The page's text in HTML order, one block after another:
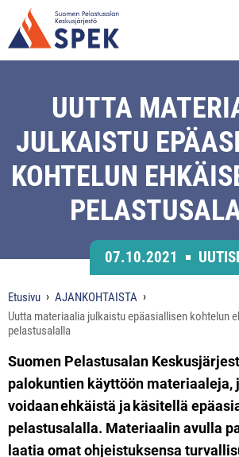
UUTTA
JULKAISTU
KOHTELUN
07.10.2021
Etusivu
AJANKOHTAISTA
Uutta materiaalia julkaistu epäasiallisen kohtelun
pelastusalalla
Suomen Pelastusalan
palokuntien käyttöön materiaaleja,
voidaan ehkäistä ja käsitellä
pelastusalalla. Materiaalin avulla
laatia omat ohjeistuksensa